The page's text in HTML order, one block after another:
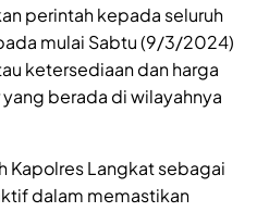
perintah kepada seluruh
mulai Sabtu (9/3/2024)
ketersediaan dan harga
berada di wilayahnya
Kapolres Langkat sebagai
dalam memastikan